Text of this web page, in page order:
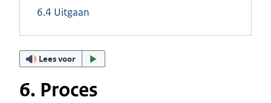
6.4 Uitgaan
Lees voor
6. Proces